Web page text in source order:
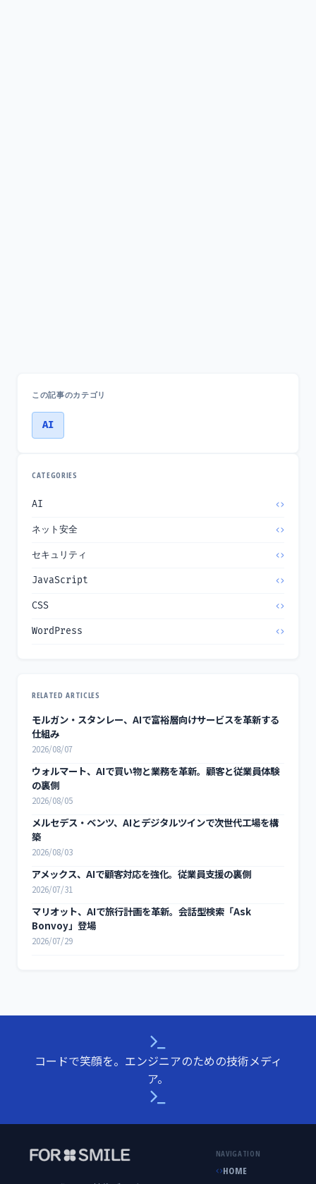
この記事のカテゴリ
AI
CATEGORIES
AI
ネット安全
セキュリティ
JavaScript
CSS
WordPress
RELATED ARTICLES
モルガン・スタンレー、AIで富裕層向けサービスを革新する
仕組み
2026/08/07
ウォルマート、AIで買い物と業務を革新。顧客と従業員体験
の裏側
2026/08/05
メルセデス・ベンツ、AIとデジタルツインで次世代工場を構
築
2026/08/03
アメックス、AIで顧客対応を強化。従業員支援の裏側
2026/07/31
マリオット、AIで旅行計画を革新。会話型検索「Ask
Bonvoy」登場
2026/07/29
コードで笑顔を。エンジニアのための技術メディ
ア。
NAVIGATION
HOME